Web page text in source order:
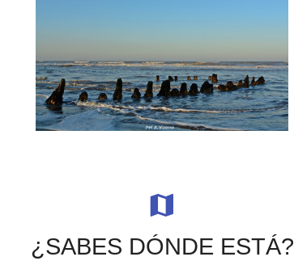
¿SABES DÓNDE ESTÁ?